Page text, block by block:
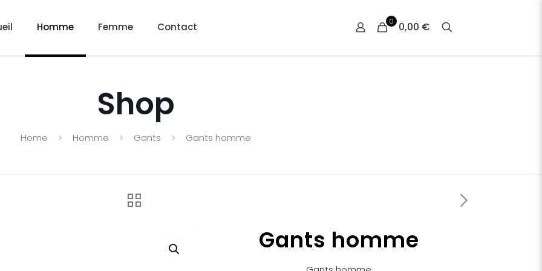
Homme Femme Contact 0 0,00 €
Shop
Home Homme Gants Gants homme
Gants homme